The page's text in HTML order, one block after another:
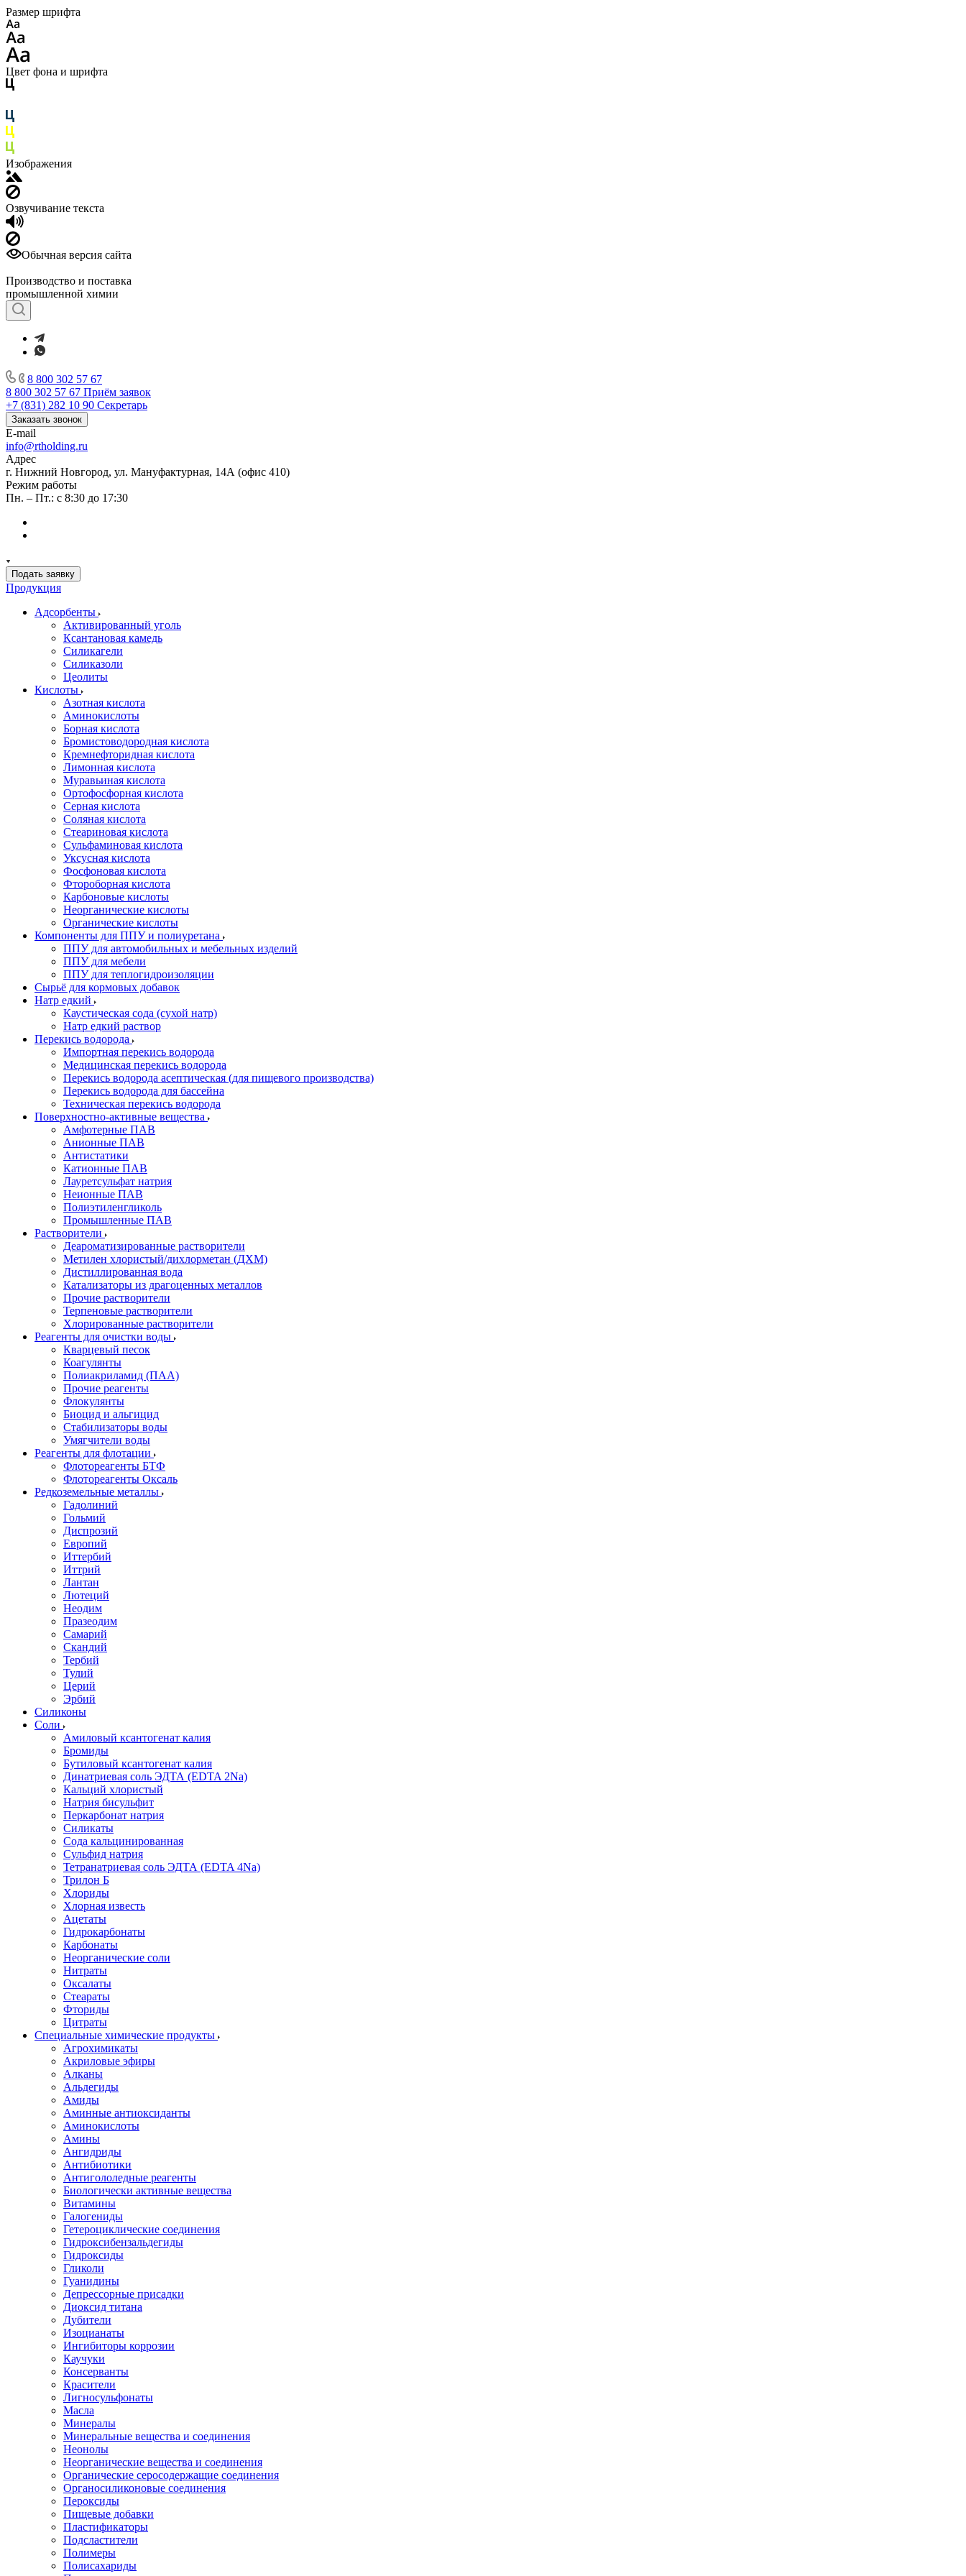
Размер шрифта
Цвет фона и шрифта
Изображения
Озвучивание текста
Обычная версия сайта
Производство и поставка
промышленной химии
8 800 302 57 67
8 800 302 57 67 Приём заявок
+7 (831) 282 10 90 Секретарь
Заказать звонок
E-mail
info@rtholding.ru
Адрес
г. Нижний Новгород, ул. Мануфактурная, 14А (офис 410)
Режим работы
Пн. – Пт.: с 8:30 до 17:30
Подать заявку
Продукция
Адсорбенты
Активированный уголь
Ксантановая камедь
Силикагели
Силиказоли
Цеолиты
Кислоты
Азотная кислота
Аминокислоты
Борная кислота
Бромистоводородная кислота
Кремнефторидная кислота
Лимонная кислота
Муравьиная кислота
Ортофосфорная кислота
Серная кислота
Соляная кислота
Стеариновая кислота
Сульфаминовая кислота
Уксусная кислота
Фосфоновая кислота
Фтороборная кислота
Карбоновые кислоты
Неорганические кислоты
Органические кислоты
Компоненты для ППУ и полиуретана
ППУ для автомобильных и мебельных изделий
ППУ для мебели
ППУ для теплогидроизоляции
Сырьё для кормовых добавок
Натр едкий
Каустическая сода (сухой натр)
Натр едкий раствор
Перекись водорода
Импортная перекись водорода
Медицинская перекись водорода
Перекись водорода асептическая (для пищевого производства)
Перекись водорода для бассейна
Техническая перекись водорода
Поверхностно-активные вещества
Амфотерные ПАВ
Анионные ПАВ
Антистатики
Катионные ПАВ
Лауретсульфат натрия
Неионные ПАВ
Полиэтиленгликоль
Промышленные ПАВ
Растворители
Деароматизированные растворители
Метилен хлористый/дихлорметан (ДХМ)
Дистиллированная вода
Катализаторы из драгоценных металлов
Прочие растворители
Терпеновые растворители
Хлорированные растворители
Реагенты для очистки воды
Кварцевый песок
Коагулянты
Полиакриламид (ПАА)
Прочие реагенты
Флокулянты
Биоцид и альгицид
Стабилизаторы воды
Умягчители воды
Реагенты для флотации
Флотореагенты БТФ
Флотореагенты Оксаль
Редкоземельные металлы
Гадолиний
Гольмий
Диспрозий
Европий
Иттербий
Иттрий
Лантан
Лютеций
Неодим
Празеодим
Самарий
Скандий
Тербий
Тулий
Церий
Эрбий
Силиконы
Соли
Амиловый ксантогенат калия
Бромиды
Бутиловый ксантогенат калия
Динатриевая соль ЭДТА (EDTA 2Na)
Кальций хлористый
Натрия бисульфит
Перкарбонат натрия
Силикаты
Сода кальцинированная
Сульфид натрия
Тетранатриевая соль ЭДТА (EDTA 4Na)
Трилон Б
Хлориды
Хлорная известь
Ацетаты
Гидрокарбонаты
Карбонаты
Неорганические соли
Нитраты
Оксалаты
Стеараты
Фториды
Цитраты
Специальные химические продукты
Агрохимикаты
Акриловые эфиры
Алканы
Альдегиды
Амиды
Аминные антиоксиданты
Аминокислоты
Амины
Ангидриды
Антибиотики
Антигололедные реагенты
Биологически активные вещества
Витамины
Галогениды
Гетероциклические соединения
Гидроксибензальдегиды
Гидроксиды
Гликоли
Гуанидины
Депрессорные присадки
Диоксид титана
Дубители
Изоцианаты
Ингибиторы коррозии
Каучуки
Консерванты
Красители
Лигносульфонаты
Масла
Минералы
Минеральные вещества и соединения
Неонолы
Неорганические вещества и соединения
Органические серосодержащие соединения
Органосиликоновые соединения
Пероксиды
Пищевые добавки
Пластификаторы
Подсластители
Полимеры
Полисахариды